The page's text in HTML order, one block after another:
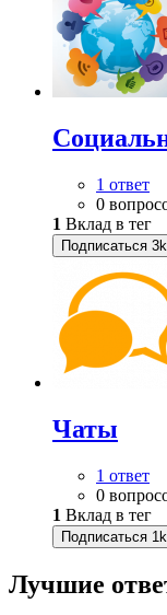
1 ответ
0
1 Вклад в тег
Подписаться 3k
Чаты
1 ответ
0
1 Вклад в тег
Подписаться 1k
Лучшие